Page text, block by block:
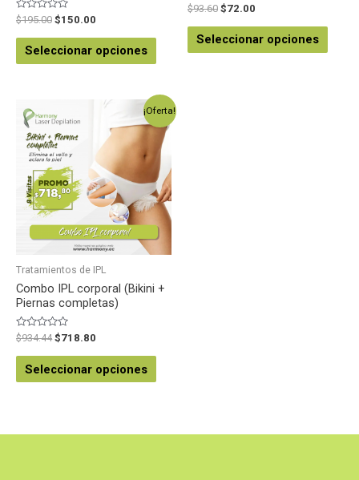
Valorado
en
0
de
$195.00 $150.00
Seleccionar opciones
Valorado
en
0
de
$93.60 $72.00
Seleccionar opciones
¡Oferta!
Tratamientos de IPL
Combo IPL corporal (Bikini +
Piernas completas)
Valorado
en
0
de
$934.44 $718.80
Seleccionar opciones